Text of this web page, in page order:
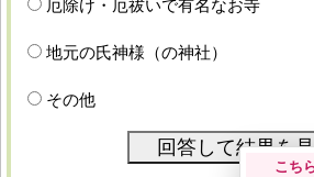
厄除け・厄祓いで有名なお寺
地元の氏神様（の神社）
その他
こち